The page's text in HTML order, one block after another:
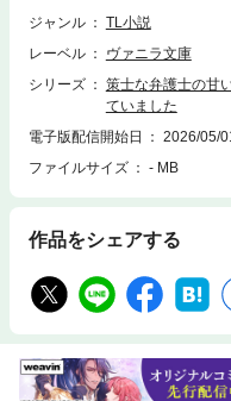
ジャンル
TL小説
レーベル
ヴァニラ文庫
シリーズ
策士な弁護士の甘
ていました
電子版配信開始日
2026/05/
ファイルサイズ
- MB
作品をシェアする